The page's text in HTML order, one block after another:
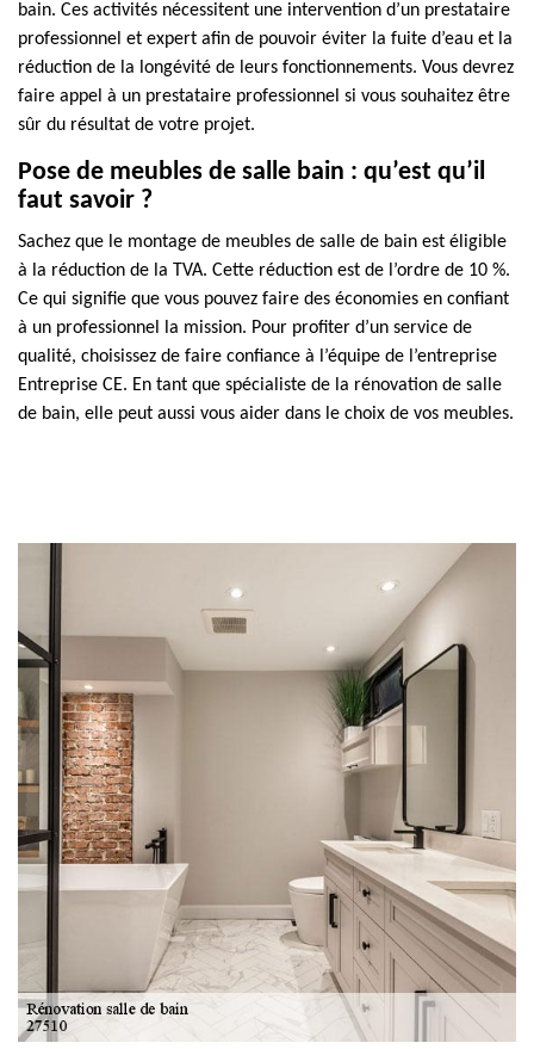
bain. Ces activités nécessitent une intervention d’un prestataire
professionnel et expert afin de pouvoir éviter la fuite d’eau et la
réduction de la longévité de leurs fonctionnements. Vous devrez
faire appel à un prestataire professionnel si vous souhaitez être
sûr du résultat de votre projet.
Pose de meubles de salle bain : qu’est qu’il
faut savoir ?
Sachez que le montage de meubles de salle de bain est éligible
à la réduction de la TVA. Cette réduction est de l’ordre de 10 %.
Ce qui signifie que vous pouvez faire des économies en confiant
à un professionnel la mission. Pour profiter d’un service de
qualité, choisissez de faire confiance à l’équipe de l’entreprise
Entreprise CE. En tant que spécialiste de la rénovation de salle
de bain, elle peut aussi vous aider dans le choix de vos meubles.